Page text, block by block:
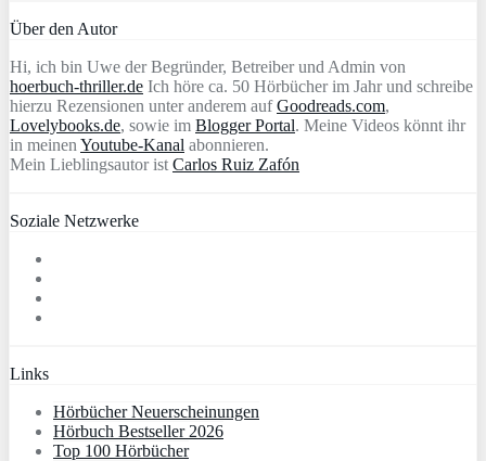
Über den Autor
Hi, ich bin Uwe der Begründer, Betreiber und Admin von
hoerbuch-thriller.de Ich höre ca. 50 Hörbücher im Jahr und schreibe
hierzu Rezensionen unter anderem aufGoodreads.com,
Lovelybooks.de, sowie im Blogger Portal. Meine Videos könnt ihr
in meinen Youtube-Kanal abonnieren.
Mein Lieblingsautor ist Carlos Ruiz Zafón
Soziale Netzwerke
Links
Hörbücher Neuerscheinungen
Hörbuch Bestseller 2026
Top 100 Hörbücher